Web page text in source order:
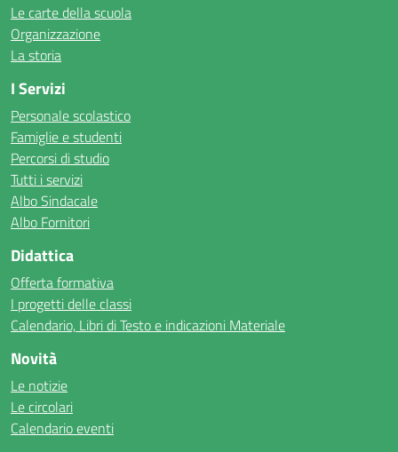
Le carte della scuola
Organizzazione
La storia
I Servizi
Personale scolastico
Famiglie e studenti
Percorsi di studio
Tutti i servizi
Albo Sindacale
Albo Fornitori
Didattica
Offerta formativa
I progetti delle classi
Calendario, Libri di Testo e indicazioni Materiale
Novità
Le notizie
Le circolari
Calendario eventi